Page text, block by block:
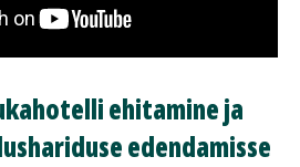
ehitamine ja
edendamisse